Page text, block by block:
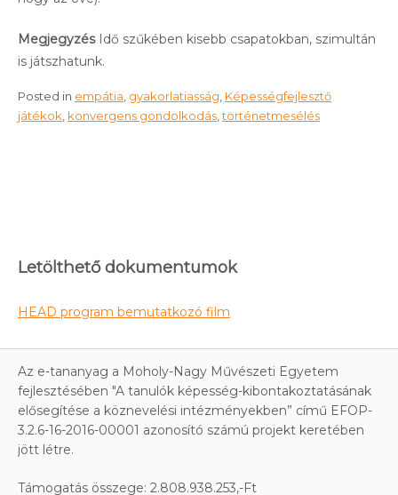
Megjegyzés Idő szűkében kisebb csapatokban, szimultán
is játszhatunk.
Posted in empátia, gyakorlatiasság, Képességfejlesztő
játékok, konvergens gondolkodás,történetmesélés
Letölthető dokumentumok
HEAD program bemutatkozó film
Az e-tananyag a Moholy-Nagy Művészeti Egyetem
fejlesztésében "A tanulók képesség-kibontakoztatásának
elősegítése a köznevelési intézményekben” című EFOP-
3.2.6-16-2016-00001 azonosító számú projekt keretében
jött létre.
Támogatás összege: 2.808.938.253,-Ft